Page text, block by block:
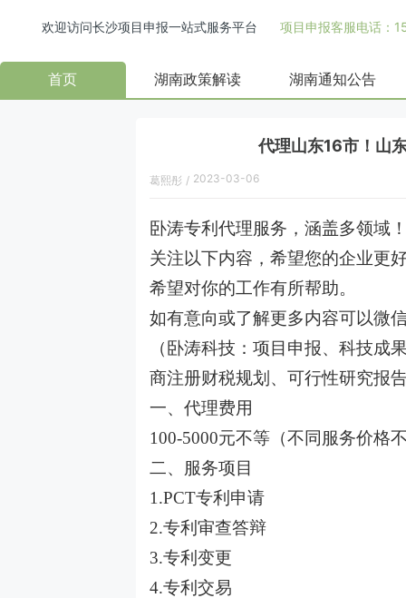
欢迎访问长沙项目申报一站式服务平台 项目申报客服电话：
首页 湖南政策解读 湖南通知公告
代理山东16市！山
葛熙彤 / 2023-03-06
卧涛专利代理服务，涵盖多领域
关注以下内容，希望您的企业更
希望对你的工作有所帮助。
如有意向或了解更多内容可以微
（卧涛科技：项目申报、科技成
商注册财税规划、可行性研究报
一、代理费用
100-5000元不等（不同服务价格
二、服务项目
1.PCT专利申请
2.专利审查答辩
3.专利变更
4.专利交易